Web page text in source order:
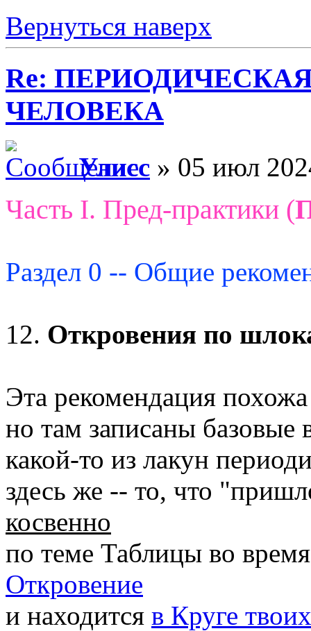
Вернуться наверх
Re:
ЧЕЛОВЕКА
Улисс » 05 июл
Часть I. Пред-практики (
Раздел 0 -- Общие
12. Откровения по
Эта рекомендация
но там записаны базовые
какой-то из лакун
здесь же -- то, что
косвенно
по теме Таблицы во
Откровение
и находится в Круге